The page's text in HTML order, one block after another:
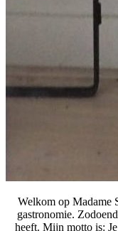
Welkom op Madame
gastronomie.
heeft. Mijn motto is: